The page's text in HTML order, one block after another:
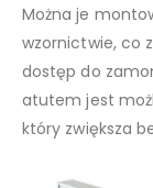
Można je
wzornictwie, co
dostęp do
atutem jest
który zwiększa